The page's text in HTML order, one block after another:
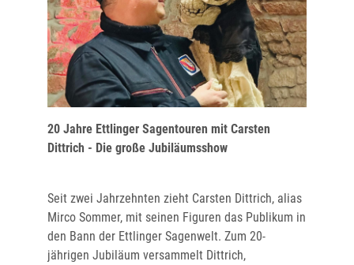
20 Jahre Ettlinger Sagentouren mit Carsten
Dittrich - Die große Jubiläumsshow
Seit zwei Jahrzehnten zieht Carsten Dittrich, alias
Mirco Sommer, mit seinen Figuren das Publikum in
den Bann der Ettlinger Sagenwelt. Zum 20-
jährigen Jubiläum versammelt Dittrich,